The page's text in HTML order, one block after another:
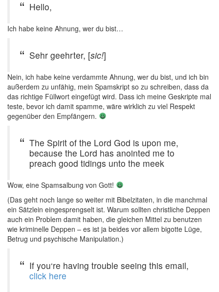
Hello,
Ich habe keine Ahnung, wer du bist…
Sehr geehrter, [sic!]
Nein, ich habe keine verdammte Ahnung, wer du bist, und ich bin
außerdem zu unfähig, mein Spamskript so zu schreiben, dass da
das richtige Füllwort eingefügt wird. Dass ich meine Geskripte mal
teste, bevor ich damit spamme, wäre wirklich zu viel Respekt
gegenüber den Empfängern.
The Spirit of the Lord God is upon me,
because the Lord has anointed me to
preach good tidings unto the meek
Wow, eine Spamsalbung von Gott!
(Das geht noch lange so weiter mit Bibelzitaten, in die manchmal
ein Sätzlein eingesprengselt ist. Warum sollten christliche Deppen
auch ein Problem damit haben, die gleichen Mittel zu benutzen
wie kriminelle Deppen – es ist ja beides vor allem bigotte Lüge,
Betrug und psychische Manipulation.)
If you‘re having trouble seeing this email,
click here